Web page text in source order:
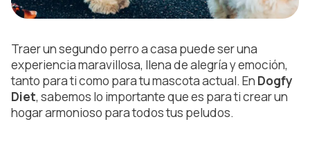
Traer un segundo perro a casa puede ser una
experiencia maravillosa, llena de alegría y emoción,
tanto para ti como para tu mascota actual. En Dogfy
Diet, sabemos lo importante que es para ti crear un
hogar armonioso para todos tus peludos.